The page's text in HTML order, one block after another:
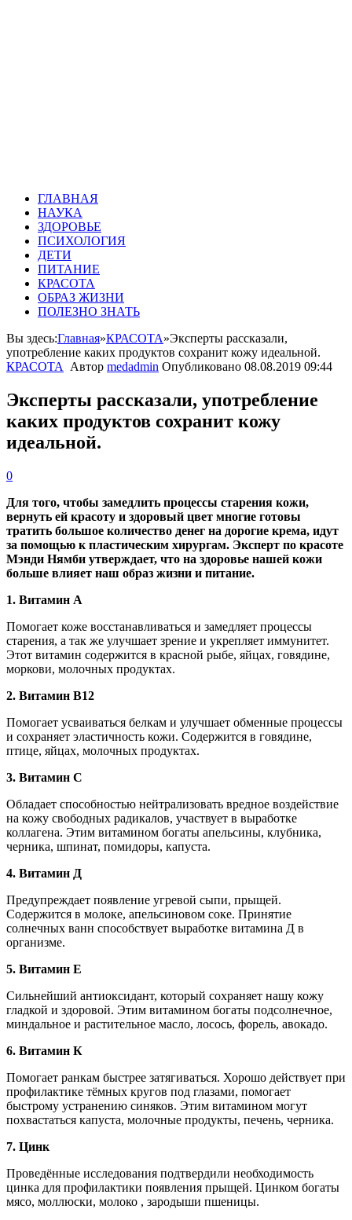
ГЛАВНАЯ
НАУКА
ЗДОРОВЬЕ
ПСИХОЛОГИЯ
ДЕТИ
ПИТАНИЕ
КРАСОТА
ОБРАЗ ЖИЗНИ
ПОЛЕЗНО ЗНАТЬ
Вы здесь:Главная»КРАСОТА»Эксперты рассказали,
употребление каких продуктов сохранит кожу идеальной.
КРАСОТА
Автор medadmin Опубликовано 08.08.2019 09:44
Эксперты рассказали, употребление
каких продуктов сохранит кожу
идеальной.
0
Для того, чтобы замедлить процессы старения кожи,
вернуть ей красоту и здоровый цвет многие готовы
тратить большое количество денег на дорогие крема, идут
за помощью к пластическим хирургам. Эксперт по красоте
Мэнди Нямби утверждает, что на здоровье нашей кожи
больше влияет наш образ жизни и питание.
1. Витамин А
Помогает коже восстанавливаться и замедляет процессы
старения, а так же улучшает зрение и укрепляет иммунитет.
Этот витамин содержится в красной рыбе, яйцах, говядине,
моркови, молочных продуктах.
2. Витамин В12
Помогает усваиваться белкам и улучшает обменные процессы
и сохраняет эластичность кожи. Содержится в говядине,
птице, яйцах, молочных продуктах.
3. Витамин С
Обладает способностью нейтрализовать вредное воздействие
на кожу свободных радикалов, участвует в выработке
коллагена. Этим витамином богаты апельсины, клубника,
черника, шпинат, помидоры, капуста.
4. Витамин Д
Предупреждает появление угревой сыпи, прыщей.
Содержится в молоке, апельсиновом соке. Принятие
солнечных ванн способствует выработке витамина Д в
организме.
5. Витамин Е
Сильнейший антиоксидант, который сохраняет нашу кожу
гладкой и здоровой. Этим витамином богаты подсолнечное,
миндальное и растительное масло, лосось, форель, авокадо.
6. Витамин К
Помогает ранкам быстрее затягиваться. Хорошо действует при
профилактике тёмных кругов под глазами, помогает
быстрому устранению синяков. Этим витамином могут
похвастаться капуста, молочные продукты, печень, черника.
7. Цинк
Проведённые исследования подтвердили необходимость
цинка для профилактики появления прыщей. Цинком богаты
мясо, моллюски, молоко , зародыши пшеницы.